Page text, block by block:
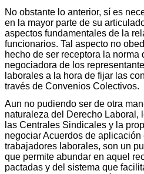
No obstante lo anterior, sí es
en la mayor parte de su
aspectos fundamentales de la
funcionarios. Tal aspecto no
hecho de ser receptora la norma
negociadora de los
laborales a la hora de fijar las
través de Convenios Colectivos.
Aun no pudiendo ser de otra
naturaleza del Derecho Laboral,
las Centrales Sindicales y la
negociar Acuerdos de
trabajadores laborales, son un
que permite abundar en aquel
pactadas y del sistema que